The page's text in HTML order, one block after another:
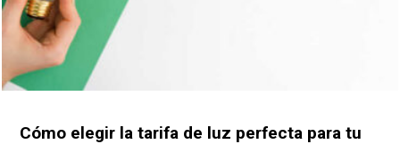
Cómo elegir la tarifa de luz perfecta para tu